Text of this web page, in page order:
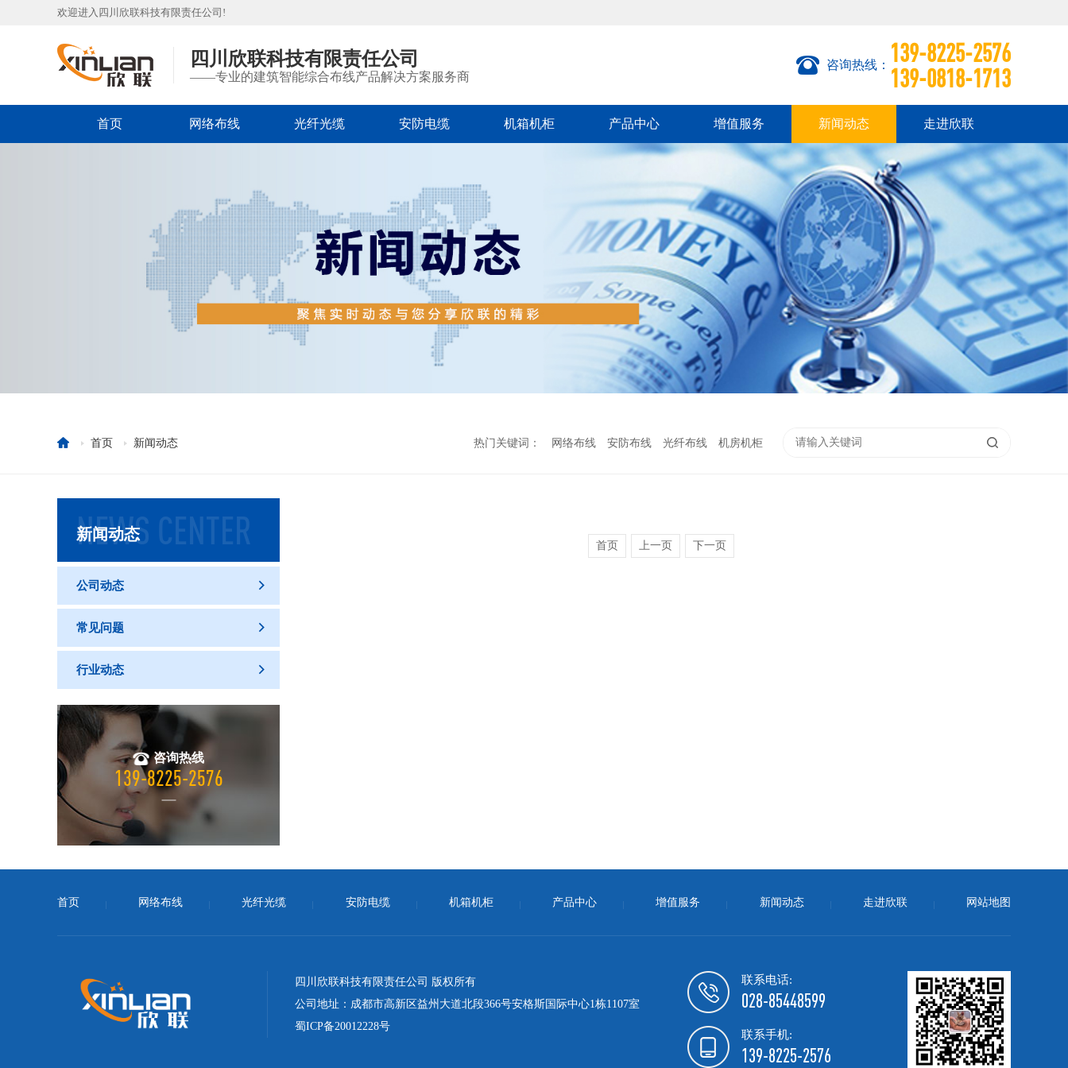
欢迎进入四川欣联科技有限责任公司!
四川欣联科技有限责任公司
——专业的建筑智能综合布线产品解决方案服务商
咨询热线： 139-8225-2576
139-0818-1713
首页 网络布线 光纤光缆 安防电缆 机箱机柜 产品中心 增值服务 新闻动态 走进欣联
首页 新闻动态 热门关键词： 网络布线 安防布线 光纤布线 机房机柜
NEWS CENTER
新闻动态
公司动态 
常见问题 
行业动态 
咨询热线
139-8225-2576
首页 上一页 下一页
首页 网络布线 光纤光缆 安防电缆 机箱机柜 产品中心 增值服务 新闻动态 走进欣联 网站地图
四川欣联科技有限责任公司 版权所有
公司地址：成都市高新区益州大道北段366号安格斯国际中心1栋1107室
蜀ICP备20012228号
联系电话:
028-85448599
联系手机:
139-8225-2576